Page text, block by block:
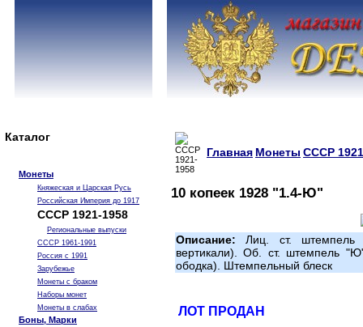
Каталог
Монеты
Княжеская и Царская Русь
Российская Империя до 1917
СССР 1921-1958
Региональные выпуски
СССР 1961-1991
Россия с 1991
Зарубежье
Монеты с браком
Наборы монет
Монеты в слабах
Боны, Марки
Главная Монеты СССР
10 копеек 1928 "1.4-Ю"
Описание: Лиц. ст. штемпель
вертикали). Об. ст. штемпель
ободка). Штемпельный блеск
ЛОТ ПРОДАН